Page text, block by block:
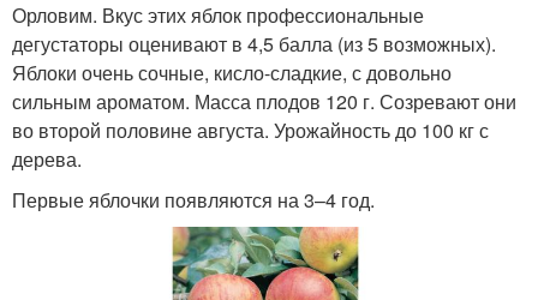
Орловим. Вкус этих яблок профессиональные
дегустаторы оценивают в 4,5 балла (из 5 возможных).
Яблоки очень сочные, кисло-сладкие, с довольно
сильным ароматом. Масса плодов 120 г. Созревают они
во второй половине августа. Урожайность до 100 кг с
дерева.
Первые яблочки появляются на 3–4 год.